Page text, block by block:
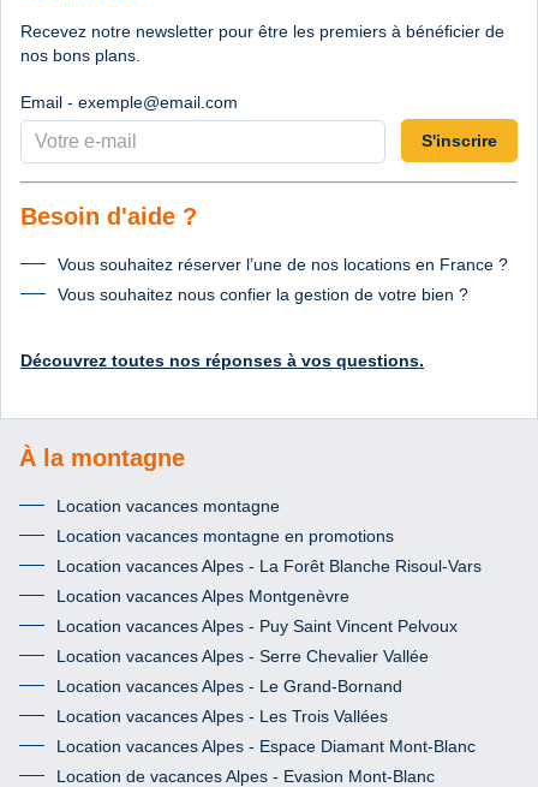
Recevez notre newsletter pour être les premiers à bénéficier de
nos bons plans.
Email - exemple@email.com
S'inscrire
Besoin d'aide ?
Vous souhaitez réserver l’une de nos locations en France ?
Vous souhaitez nous confier la gestion de votre bien ?
Découvrez toutes nos réponses à vos questions.
À la montagne
Location vacances montagne
Location vacances montagne en promotions
Location vacances Alpes - La Forêt Blanche Risoul-Vars
Location vacances Alpes Montgenèvre
Location vacances Alpes - Puy Saint Vincent Pelvoux
Location vacances Alpes - Serre Chevalier Vallée
Location vacances Alpes - Le Grand-Bornand
Location vacances Alpes - Les Trois Vallées
Location vacances Alpes - Espace Diamant Mont-Blanc
Location de vacances Alpes - Evasion Mont-Blanc